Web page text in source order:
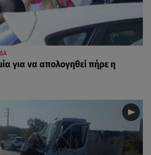
για να απολογηθεί πήρε η